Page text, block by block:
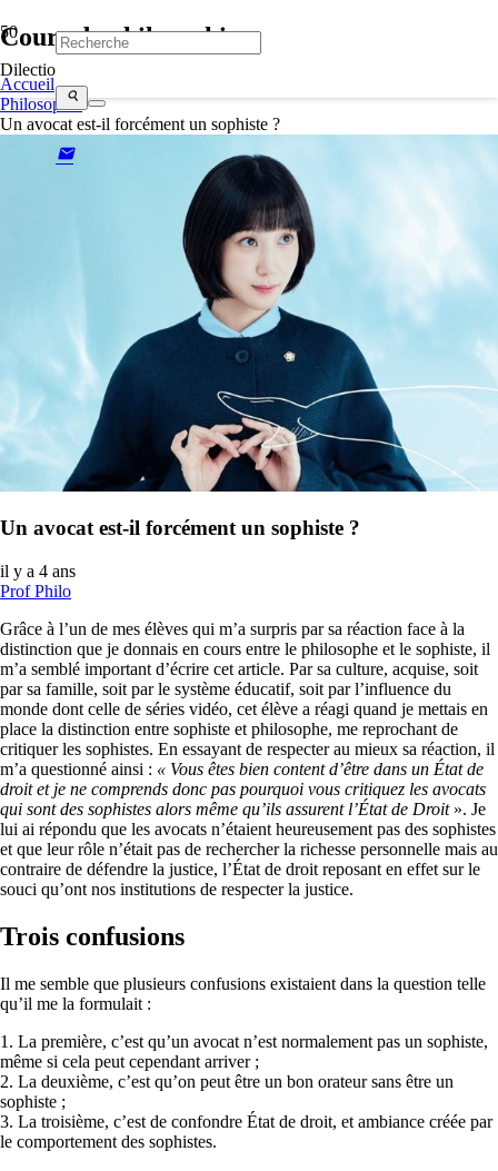
Dilectio
search
mail
Cours de philosophie
Accueil
Philosophie
Un avocat est-il forcément un sophiste ?
Un avocat est-il forcément un sophiste ?
il y a 4 ans
Prof Philo
Grâce à l’un de mes élèves qui m’a surpris par sa réaction face à la
distinction que je donnais en cours entre le philosophe et le sophiste, il
m’a semblé important d’écrire cet article. Par sa culture, acquise, soit
par sa famille, soit par le système éducatif, soit par l’influence du
monde dont celle de séries vidéo, cet élève a réagi quand je mettais en
place la distinction entre sophiste et philosophe, me reprochant de
critiquer les sophistes. En essayant de respecter au mieux sa réaction, il
m’a questionné ainsi : « Vous êtes bien content d’être dans un État de
droit et je ne comprends donc pas pourquoi vous critiquez les avocats
qui sont des sophistes alors même qu’ils assurent l’État de Droit». Je
lui ai répondu que les avocats n’étaient heureusement pas des sophistes
et que leur rôle n’était pas de rechercher la richesse personnelle mais au
contraire de défendre la justice, l’État de droit reposant en effet sur le
souci qu’ont nos institutions de respecter la justice.
Trois confusions
Il me semble que plusieurs confusions existaient dans la question telle
qu’il me la formulait :
1. La première, c’est qu’un avocat n’est normalement pas un sophiste,
même si cela peut cependant arriver ;
2. La deuxième, c’est qu’on peut être un bon orateur sans être un
sophiste ;
3. La troisième, c’est de confondre État de droit, et ambiance créée par
le comportement des sophistes.